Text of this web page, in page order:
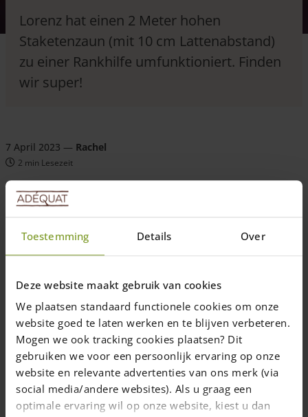
Toestemming Details Over
Deze website maakt gebruik van cookies
We plaatsen standaard functionele cookies om onze
website goed te laten werken en te blijven verbeteren.
Mogen we ook tracking cookies plaatsen? Dit
gebruiken we voor een persoonlijk ervaring op onze
website en relevante advertenties van ons merk (via
social media/andere websites). Als u graag een
optimale ervaring wil op onze website, kiest u dan
Lorenz hat einen 2 Meter hohen
Staketenzaun (mit 10 cm Lattenabstand)
zu einer Rankhilfe umfunktioniert. Finden
wir super!
7 April 2023 — Rachel
2 min Lesezeit
2-in-1: Rankhilfe & Sichtschutz
Passend zu seinem neuen Staketenzaun aus Kastanie hat unser
Terrasse aufgebaut.
Mit der Einsendung dieses Fotos hat er an unseremFoto-
Wettbewerbteilgenommen und 100 € gewonnen! Herzlichen
Glückwunsch!
Die Rankhilfe besteht aus Staketen in 200 cm Länge, die Lorenz
im Abstand von je ca. 25 cm an Kastanienpfählen befestigt hat.
Da die Wein-Pflanze sehr schnell austreibt, rechnet Lorenz
damit, dass sein neues Rankgitter im Sommer bereits gut mit